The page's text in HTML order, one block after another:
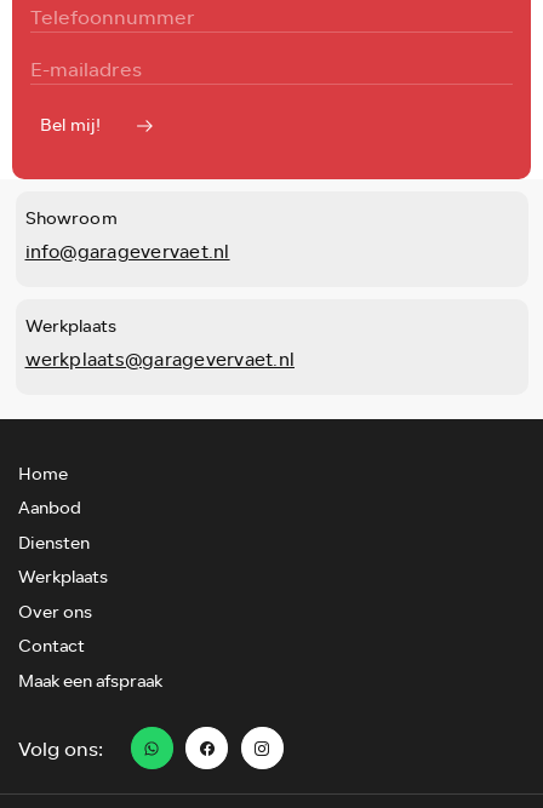
Bel mij!
Showroom
info@garagevervaet.nl
Werkplaats
werkplaats@garagevervaet.nl
Home
Aanbod
Diensten
Werkplaats
Over ons
Contact
Maak een afspraak
Volg ons: